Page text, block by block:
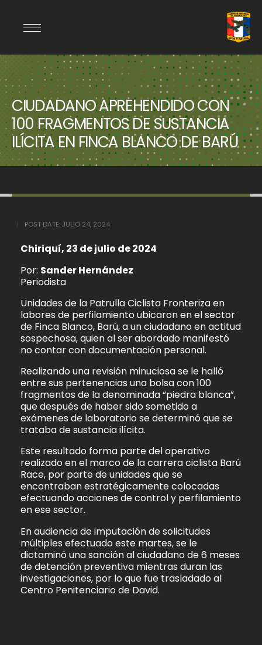
CIUDADANO APREHENDIDO CON
100 FRAGMENTOS DE SUSTANCIA
ILÍCITA EN FINCA BLANCO DE BARÚ
POST DATE:JULIO 24, 2024
Chiriquí, 23 de julio de 2024
Por: Sander Hernández
Periodista
Unidades de la Patrulla Ciclista Fronteriza en
labores de perfilamiento ubicaron en el sector
de Finca Blanco, Barú, a un ciudadano en actitud
sospechosa, quien al ser abordado manifestó
no contar con documentación personal.
Realizando una revisión minuciosa se le halló
entre sus pertenencias una bolsa con 100
fragmentos de la denominada “piedra blanca”,
que después de haber sido sometido a
exámenes de laboratorio se determinó que se
trataba de sustancia ilícita.
Este resultado forma parte del operativo
realizado en el marco de la carrera ciclista Barú
Race, por parte de unidades que se
encontraban estratégicamente colocadas
efectuando acciones de control y perfilamiento
en ese sector.
En audiencia de imputación de solicitudes
múltiples efectuado este martes, se le
dictaminó una sanción al ciudadano de 6 meses
de detención preventiva mientras duran las
investigaciones, por lo que fue trasladado al
Centro Penitenciario de David.